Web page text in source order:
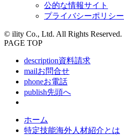
公的な情報サイト
プライバシーポリシー
© ility Co., Ltd. All Rights Reserved.
PAGE TOP
description資料請求
mailお問合せ
phoneお電話
publish先頭へ
ホーム
特定技能海外人材紹介とは